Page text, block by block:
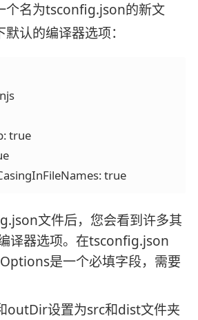
个名为tsconfig.json的新文
认的编译器选项：
true
forceConsistentCasingInFileNames: true
文件后，您会看到许多其
译器选项。在tsconfig.json
是一个必填字段，需要
outDir设置为src和dist文件夹